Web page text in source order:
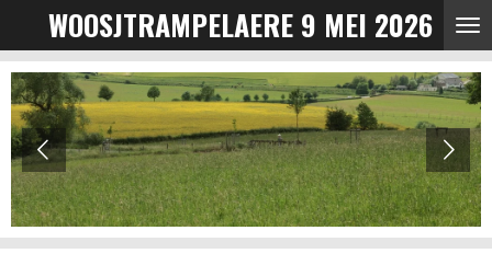
direct
naar
de
hoofdinhoud
WOOSJTRAMPELAERE 9 MEI 2026